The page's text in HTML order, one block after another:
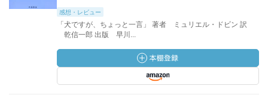
感想・レビュー
「犬ですが、ちょっと一言」 著者 ミュリエル・ドビン 訳
乾信一郎 出版 早川...